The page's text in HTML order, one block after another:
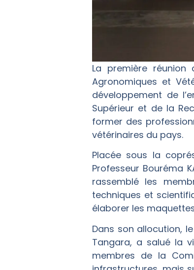
La première réunion
Agronomiques et
développement de
Supérieur et de la
former des
vétérinaires du pays.
Placée sous la
Professeur Bouréma
rassemblé les
techniques et
élaborer les
Dans son allocution,
Tangara, a salué la
membres de la